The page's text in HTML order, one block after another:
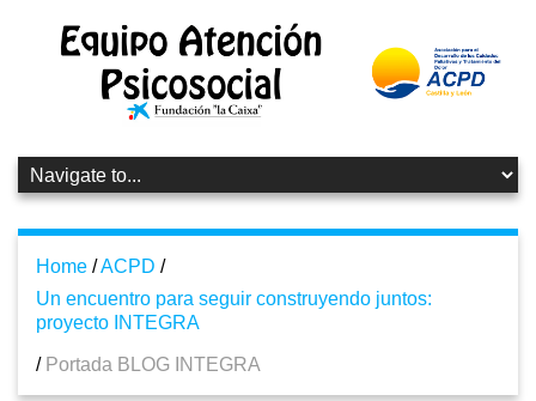
Home /ACPD /
Un encuentro para seguir construyendo juntos:
proyecto INTEGRA
/ Portada BLOG INTEGRA